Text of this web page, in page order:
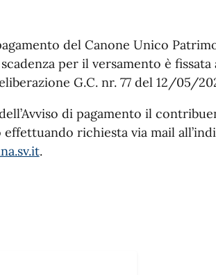
del Canone Unico
per il versamento è fissata
G.C. nr. 77 del 12/05/
di pagamento il
richiesta via mail
.